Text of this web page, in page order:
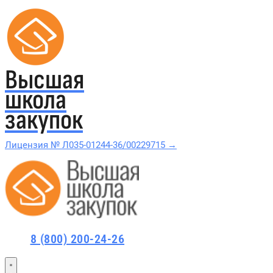
Высшая
школа
закупок
Лицензия № Л035-01244-36/00229715 →
Проверить в реестре Рособрнадзора →
Курсы по 44-ФЗ
8 (800) 200-24-26